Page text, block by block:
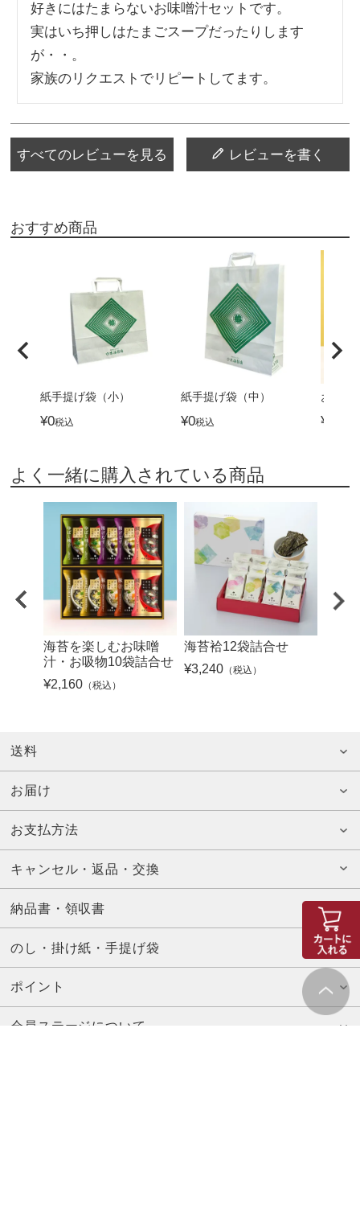
好きにはたまらないお味噌汁セットです。
実はいち押しはたまごスープだったりします
が・・。
家族のリクエストでリピートしてます。
すべてのレビューを見る レビューを書く
おすすめ商品
紙手提げ袋（小）
¥0税込
紙手提げ袋（中）
¥0税込
おつま
¥
よく一緒に購入されている商品
海苔を楽しむお味噌
汁・お吸物10袋詰合せ
¥2,160（税込）
海苔袷12袋詰合せ
¥3,240（税込）
送料
お届け
お支払方法
キャンセル・返品・交換
納品書・領収書
のし・掛け紙・手提げ袋
ポイント
会員ステージについて